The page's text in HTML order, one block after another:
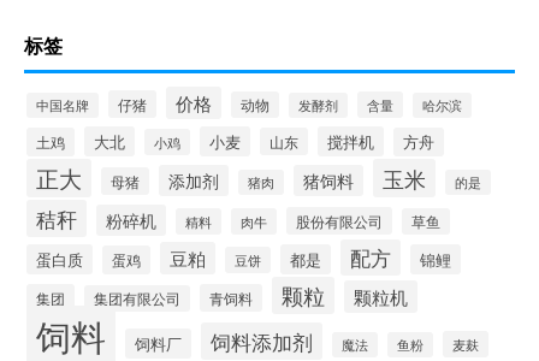
标签
中国名牌 仔猪 价格 动物 发酵剂 含量 哈尔滨
土鸡 大北 小鸡 小麦 山东 搅拌机 方舟
正大 母猪 添加剂 猪肉 猪饲料 玉米 的是
秸秆 粉碎机 精料 肉牛 股份有限公司 草鱼
蛋白质 蛋鸡 豆粕 豆饼 都是 配方 锦鲤
集团 集团有限公司 青饲料 颗粒 颗粒机
饲料 饲料厂 饲料添加剂 魔法 鱼粉 麦麸